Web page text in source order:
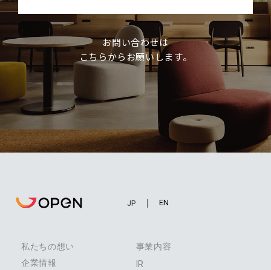
お問い合わせは
こちらからお願いします。
EN
JP
私たちの想い
事業内容
企業情報
IR